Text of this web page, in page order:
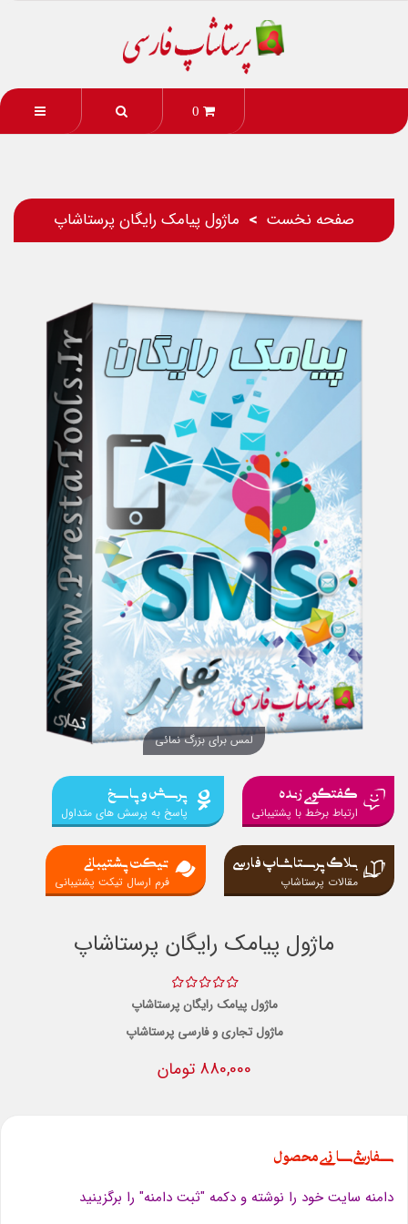
0
صفحه نخست ماژول پیامک رایگان پرستاشاپ
لمس برای بزرگ نمائی
گفتگوی زنده
ارتباط برخط با پشتیبانی
پرسش و پاسخ
پاسخ به پرسش های متداول
بلاگ پرستاشاپ فارسی
مقالات پرستاشاپ
تیکت پشتیبانی
فرم ارسال تیکت پشتیبانی
ماژول پیامک رایگان پرستاشاپ
ماژول پیامک رایگان پرستاشاپ
ماژول تجاری و فارسی پرستاشاپ
880,000 تومان
سفارشی سازی محصول
دامنه سایت خود را نوشته و دکمه "ثبت دامنه" را برگزینید